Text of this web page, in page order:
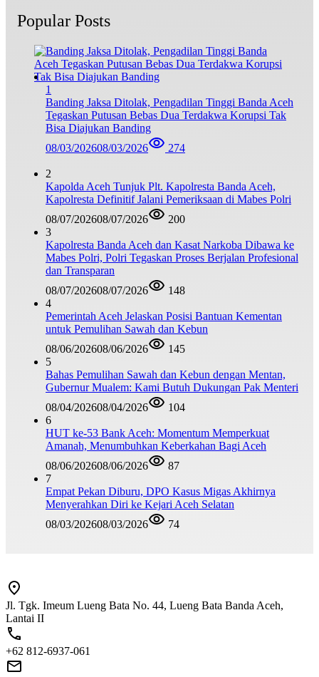
Popular Posts
1
Banding Jaksa Ditolak, Pengadilan Tinggi Banda Aceh
Tegaskan Putusan Bebas Dua Terdakwa Korupsi Tak
Bisa Diajukan Banding
08/03/202608/03/2026 274
2
Kapolda Aceh Tunjuk Plt. Kapolresta Banda Aceh,
Kapolresta Definitif Jalani Pemeriksaan di Mabes Polri
08/07/202608/07/2026
200
3
Kapolresta Banda Aceh dan Kasat Narkoba Dibawa ke
Mabes Polri, Polri Tegaskan Proses Berjalan Profesional
dan Transparan
08/07/202608/07/2026
148
4
Pemerintah Aceh Jelaskan Posisi Bantuan Kementan
untuk Pemulihan Sawah dan Kebun
08/06/202608/06/2026
145
5
Bahas Pemulihan Sawah dan Kebun dengan Mentan,
Gubernur Mualem: Kami Butuh Dukungan Pak Menteri
08/04/202608/04/2026
104
6
HUT ke-53 Bank Aceh: Momentum Memperkuat
Amanah, Menumbuhkan Keberkahan Bagi Aceh
08/06/202608/06/2026
87
7
Empat Pekan Diburu, DPO Kasus Migas Akhirnya
Menyerahkan Diri ke Kejari Aceh Selatan
08/03/202608/03/2026 74
Jl. Tgk. Imeum Lueng Bata No. 44, Lueng Bata Banda Aceh,
Lantai II
+62 812-6937-061